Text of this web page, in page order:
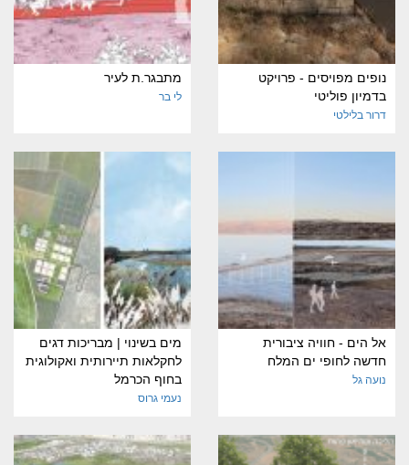
נופים מפויסים - פרויקט
בדמיון פוליטי
דרור בלילטי
מתבגר.ת לעיר
לי בר
אל הים - חוויה ציבורית
חדשה לחופי ים המלח
נועה גל
מים בשינוי | מבריכות דגים
לחקלאות תיירותית ואקולוגית
בחוף הכרמל
נעמי גרוס